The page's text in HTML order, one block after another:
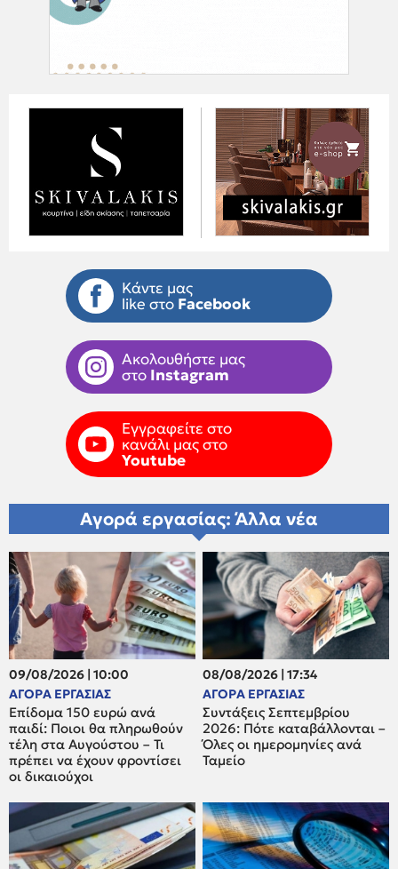
Κάντε μας
like στο Facebook
Ακολουθήστε μας
στο Instagram
Εγγραφείτε στο
κανάλι μας στο
Youtube
Αγορά εργασίας: Άλλα νέα
09/08/2026 | 10:00
ΑΓΟΡΑ ΕΡΓΑΣΙΑΣ
Επίδομα 150 ευρώ ανά
παιδί: Ποιοι θα πληρωθούν
τέλη στα Αυγούστου – Τι
πρέπει να έχουν φροντίσει
οι δικαιούχοι
08/08/2026 | 17:34
ΑΓΟΡΑ ΕΡΓΑΣΙΑΣ
Συντάξεις Σεπτεμβρίου
2026: Πότε καταβάλλονται –
Όλες οι ημερομηνίες ανά
Ταμείο